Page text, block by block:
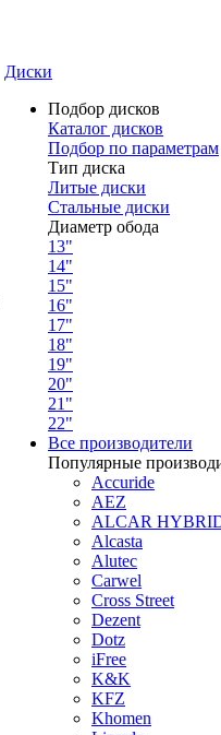
Диски
Подбор дисков
Каталог дисков
Подбор по параметрам
Тип диска
Литые диски
Стальные диски
Диаметр обода
13"
14"
15"
16"
17"
18"
19"
20"
21"
22"
Все производители
Популярные
Accuride
AEZ
ALCAR
Alcasta
Alutec
Carwel
Cross Street
Dezent
Dotz
iFree
K&K
KFZ
Khomen